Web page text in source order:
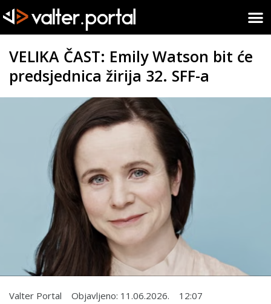
VELIKA ČAST: Emily Watson bit će
predsjednica žirija 32. SFF-a
Valter Portal Objavljeno: 11.06.2026. 12:07